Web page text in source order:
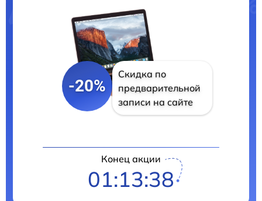
-20%
Скидка по
предварительной
записи на сайте
Конец акции
01:13:37